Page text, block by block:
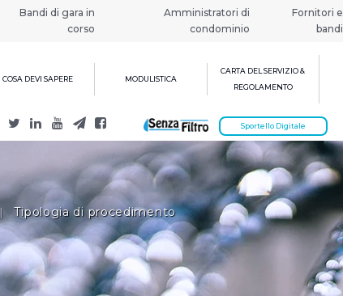
Bandi di gara in
corso
Amministratori di
condominio
Fornitori e
bandi
COSA DEVI SAPERE MODULISTICA
CARTA DEL SERVIZIO &
REGOLAMENTO
Sportello Digitale
| Tipologia di procedimento